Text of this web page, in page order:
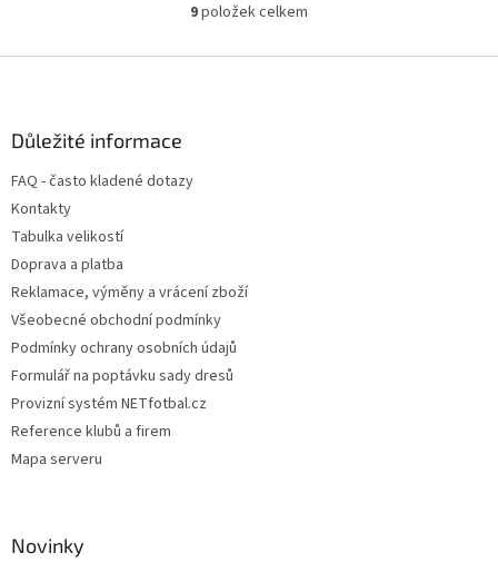
O
l
9položek celkem
Důležité informace
FAQ - často kladené dotazy
Kontakty
Tabulka velikostí
Doprava a platba
Reklamace, výměny a vrácení zboží
Všeobecné obchodní podmínky
Podmínky ochrany osobních údajů
Formulář na poptávku sady dresů
Provizní systém NETfotbal.cz
Reference klubů a firem
Mapa serveru
Novinky